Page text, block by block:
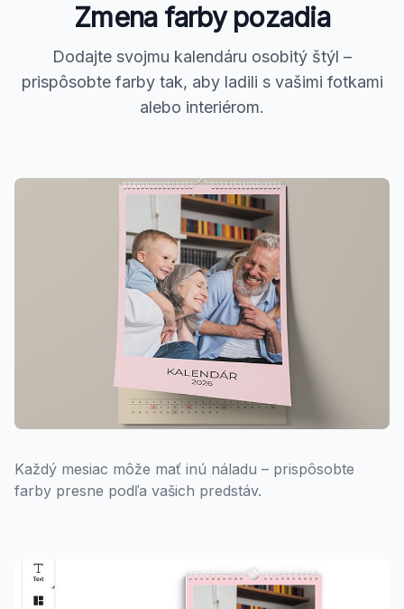
Zmena farby pozadia
Dodajte svojmu kalendáru osobitý štýl –
prispôsobte farby tak, aby ladili s vašimi fotkami
alebo interiérom.
Každý mesiac môže mať inú náladu – prispôsobte
farby presne podľa vašich predstáv.